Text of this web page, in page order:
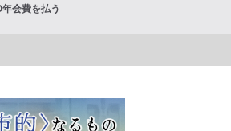
年会費を払う
× 仁藤夢乃 ◆Colabo